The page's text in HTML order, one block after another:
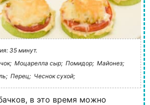
35 минут.
Моцарелла сыр; Помидор; Майонез;
Перец; Чеснок сухой;
в это время можно